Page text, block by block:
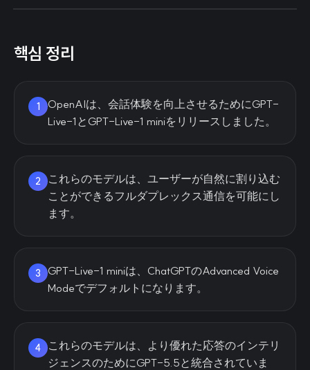
핵심 정리
1
OpenAIは、会話体験を向上させるためにGPT-
Live-1とGPT-Live-1 miniをリリースしました。
2
これらのモデルは、ユーザーが自然に割り込む
ことができるフルダプレックス通信を可能にし
ます。
3
GPT-Live-1 miniは、ChatGPTのAdvanced Voice
Modeでデフォルトになります。
4
これらのモデルは、より優れた応答のインテリ
ジェンスのためにGPT-5.5と統合されていま